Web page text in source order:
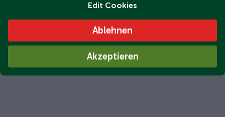
Edit Cookies
Ablehnen
Akzeptieren